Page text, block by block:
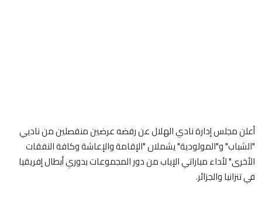
أعلن مجلس إدارة نادي الهلال عن رفضه عرضين منفصلين من ناديي
"الشباب" و"المولودية" يشملان "الإقامة والإعاشة وكافة النفقات
الأخرى" لأداء مباراتي الإياب من دور المجموعات بدوري أبطال إفريقيا
في تنزانيا والجزائر.